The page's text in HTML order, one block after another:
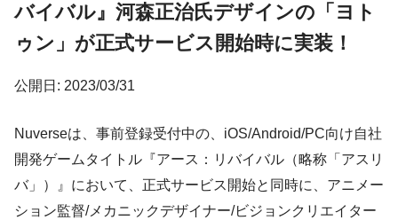
バイバル』河森正治氏デザインの「ヨト
ゥン」が正式サービス開始時に実装！
公開日: 2023/03/31
Nuverseは、事前登録受付中の、iOS/Android/PC向け自社
開発ゲームタイトル『アース：リバイバル（略称「アスリ
バ」）』において、正式サービス開始と同時に、アニメー
ション監督/メカニックデザイナー/ビジョンクリエイター